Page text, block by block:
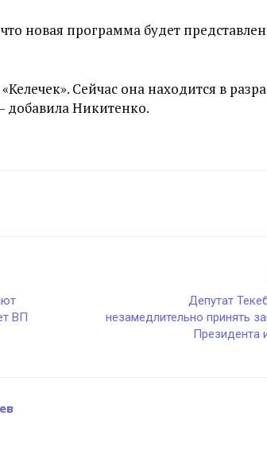
новая программа будет
Сейчас она находится в
добавила Никитенко.
ВП
Депутат
незамедлительно принять
Президента